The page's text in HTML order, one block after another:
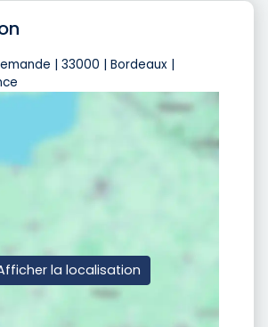
| 33000 | Bordeaux |
la localisation